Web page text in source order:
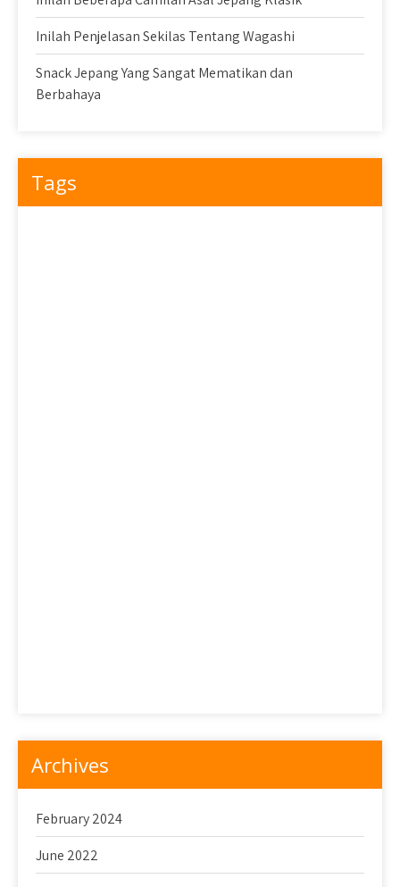
Inilah Penjelasan Sekilas Tentang Wagashi
Snack Jepang Yang Sangat Mematikan dan
Berbahaya
Tags
Archives
February 2024
June 2022